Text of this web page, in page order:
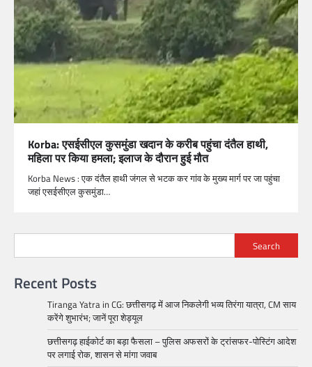
Korba: एसईसीएल कुसमुंडा खदान के करीब पहुंचा दंतैल हाथी,
महिला पर किया हमला; इलाज के दौरान हुई मौत
Korba News : एक दंतैल हाथी जंगल से भटक कर गांव के मुख्य मार्ग पर जा पहुंचा
जहां एसईसीएल कुसमुंडा…
Search
Recent Posts
Tiranga Yatra in CG: छत्तीसगढ़ में आज निकलेगी भव्य तिरंगा यात्रा, CM साय
करेंगे शुभारंभ; जानें पूरा शेड्यूल
छत्तीसगढ़ हाईकोर्ट का बड़ा फैसला – पुलिस अफसरों के ट्रांसफर-पोस्टिंग आदेश
पर लगाई रोक, शासन से मांगा जवाब